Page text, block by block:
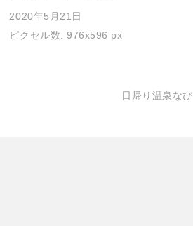
2020年5月21日
ピクセル数: 976x596 px
日帰り温泉なび